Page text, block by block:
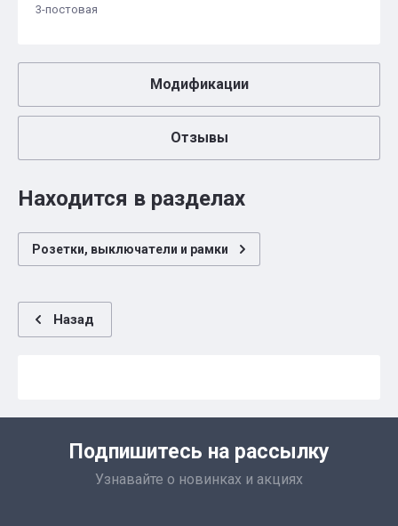
3-постовая
Модификации
Отзывы
Находится в разделах
Розетки, выключатели и рамки
Назад
Подпишитесь на рассылку
Узнавайте о новинках и акциях